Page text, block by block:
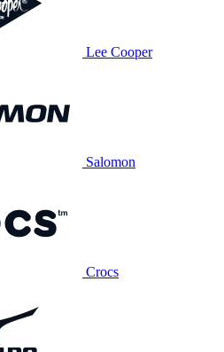
Lee Cooper
Salomon
Crocs